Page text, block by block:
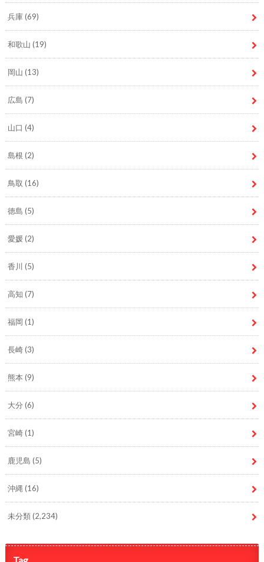
兵庫(69)
和歌山 (19)
岡山 (13)
広島 (7)
山口 (4)
島根 (2)
鳥取 (16)
徳島 (5)
愛媛(2)
香川 (5)
高知 (7)
福岡 (1)
長崎(3)
熊本 (9)
大分 (6)
宮崎(1)
鹿児島 (5)
沖縄 (16)
未分類(2,234)
Tag